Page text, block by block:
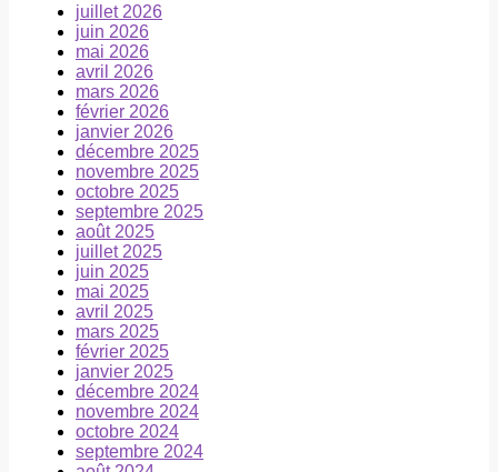
juillet 2026
juin 2026
mai 2026
avril 2026
mars 2026
février 2026
janvier 2026
décembre 2025
novembre 2025
octobre 2025
septembre 2025
août 2025
juillet 2025
juin 2025
mai 2025
avril 2025
mars 2025
février 2025
janvier 2025
décembre 2024
novembre 2024
octobre 2024
septembre 2024